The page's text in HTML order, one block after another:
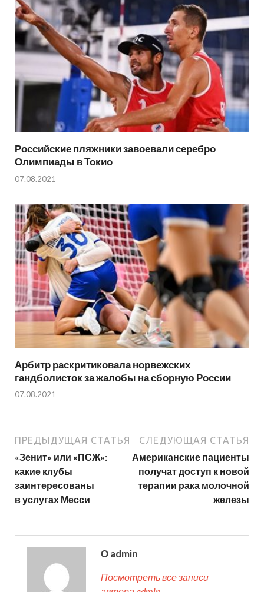
Российские пляжники завоевали серебро
Олимпиады в Токио
07.08.2021
Арбитр раскритиковала норвежских
гандболисток за жалобы на сборную России
07.08.2021
ПРЕДЫДУЩАЯ СТАТЬЯ
«Зенит» или «ПСЖ»:
какие клубы
заинтересованы
в услугах Месси
СЛЕДУЮЩАЯ СТАТЬЯ
Американские пациенты
получат доступ к новой
терапии рака молочной
железы
О admin
Посмотреть все записи